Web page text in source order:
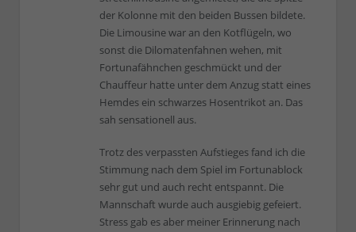
der Kolonne mit den beiden Bussen bildete.
Die Limousine war an den Kotflügeln, wo
sonst die Dilomatenfahnen wehen, mit
Fortunafähnchen geschmückt und der
Chauffeur hatte unter dem Anzug statt eines
Hemdes ein schwarzes Hosentrikot an. Das
sah sensationell aus.
Trotz des verpassten Aufstieges fand ich die
Stimmung nach dem Spiel im Fortunablock
sehr gut und auch recht entspannt. Die
Mannschaft wurde auch ausgiebig gefeiert.
Stress gab es aber meiner Erinnerung nach